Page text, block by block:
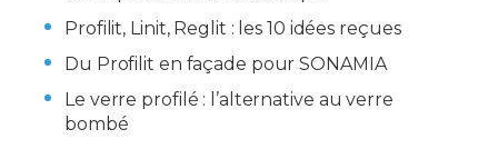
Profilit, Linit, Reglit : les 10 idées reçues
Du Profilit en façade pour SONAMIA
Le verre profilé : l’alternative au verre
bombé